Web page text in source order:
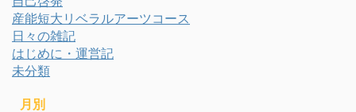
産能短大リベラルアーツコース
日々の雑記
はじめに・運営記
未分類
月別